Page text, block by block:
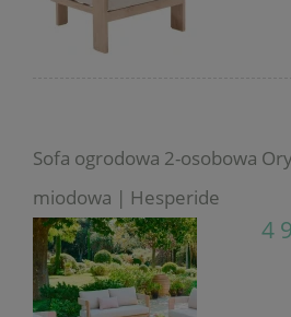
Sofa ogrodowa 2-osobowa
miodowa | Hesperide
4